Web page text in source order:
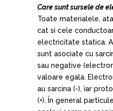
Care sunt sursele de
Toate materialele,
cat si cele
electricitate statica.
sunt asociate cu
sau negative
valoare egala.
au sarcina (-), iar
(+). În general